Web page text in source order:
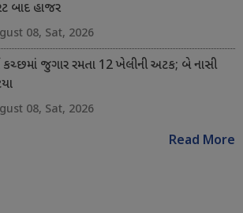
બાદ હાજર
08, Sat, 2026
કચ્છમાં જુગાર રમતા 12 ખેલીની અટક; બે નાસી
08, Sat, 2026
Read More